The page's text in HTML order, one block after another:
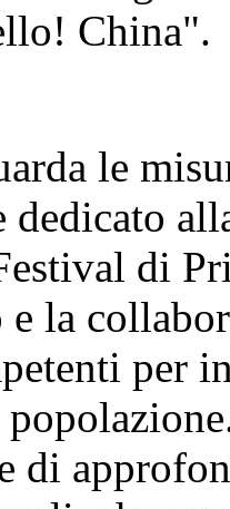
China".
le
dedicato
di
la
per
di